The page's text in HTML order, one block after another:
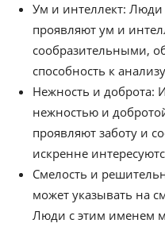
Ум и интеллект:
проявляют ум и
сообразительными,
способность к
Нежность и доброта:
нежностью и
проявляют заботу и
искренне
Смелость и
может указывать на
Люди с этим именем